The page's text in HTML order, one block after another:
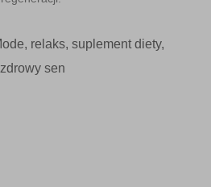
, relaks, suplement diety,
zdrowy sen